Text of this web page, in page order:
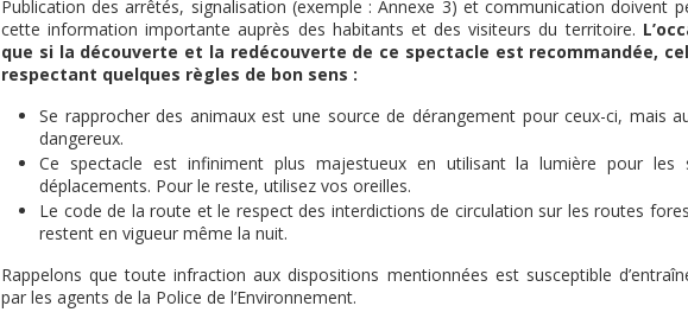
Publication des arrêtés, signalisation (exemple : Annexe 3) et communication doivent
cette information importante auprès des habitants et des visiteurs du territoire.
que si la découverte et la redécouverte de ce spectacle est recommandée,
respectant quelques règles de bon sens :
Se rapprocher des animaux est une source de dérangement pour ceux-ci, mais
dangereux.
Ce spectacle est infiniment plus majestueux en utilisant la lumière pour les
déplacements. Pour le reste, utilisez vos oreilles.
Le code de la route et le respect des interdictions de circulation sur les routes
restent en vigueur même la nuit.
Rappelons que toute infraction aux dispositions mentionnées est susceptible
par les agents de la Police de l’Environnement.